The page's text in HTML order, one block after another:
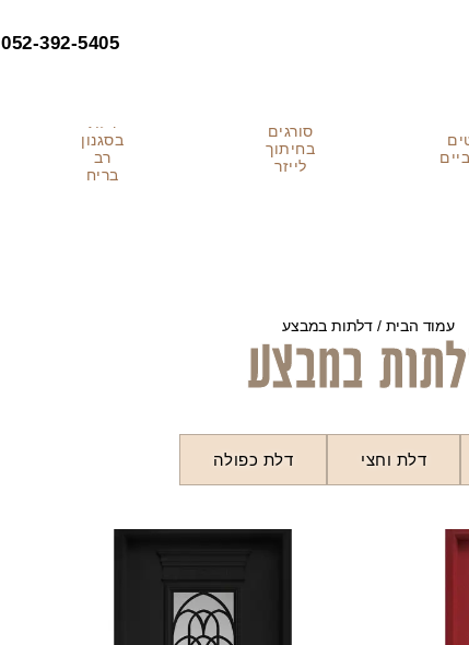
052-392-5405⁩
סורגים
בחיתוך
לייזר
בסגנון
רב
בריח
עמוד הבית / דלתות במבצע
במבצע
דלת וחצי דלת כפולה